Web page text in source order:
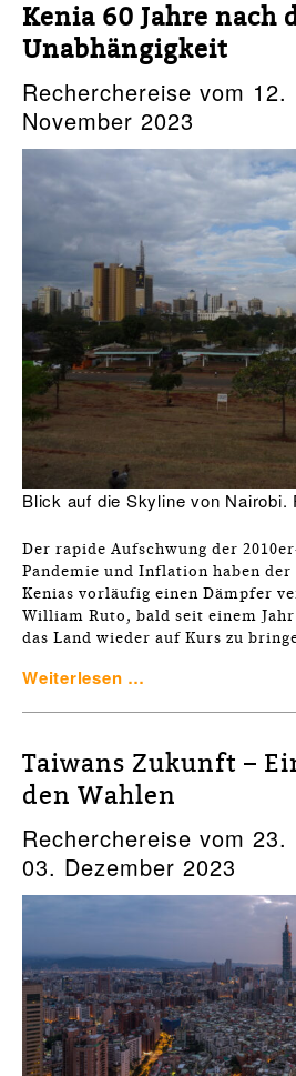
Kenia 60 Jahre nach
Unabhängigkeit
Recherchereise vom 12.
November 2023
Blick auf die Skyline von Nairobi.
Der rapide Aufschwung der
Pandemie und Inflation haben
Kenias vorläufig einen Dämpfer
William Ruto, bald seit einem
das Land wieder auf Kurs zu
Weiterlesen …
Taiwans Zukunft –
den Wahlen
Recherchereise vom 23.
03. Dezember 2023